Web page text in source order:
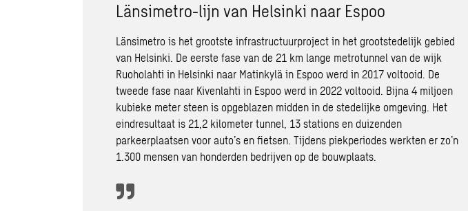
Länsimetro-lijn van Helsinki naar Espoo
Länsimetro is het grootste infrastructuurproject in het grootstedelijk gebied
van Helsinki. De eerste fase van de 21 km lange metrotunnel van de wijk
Ruoholahti in Helsinki naar Matinkylä in Espoo werd in 2017 voltooid. De
tweede fase naar Kivenlahti in Espoo werd in 2022 voltooid. Bijna 4 miljoen
kubieke meter steen is opgeblazen midden in de stedelijke omgeving. Het
eindresultaat is 21,2 kilometer tunnel, 13 stations en duizenden
parkeerplaatsen voor auto’s en fietsen. Tijdens piekperiodes werkten er zo’n
1.300 mensen van honderden bedrijven op de bouwplaats.